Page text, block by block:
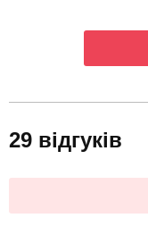
29 відгуків